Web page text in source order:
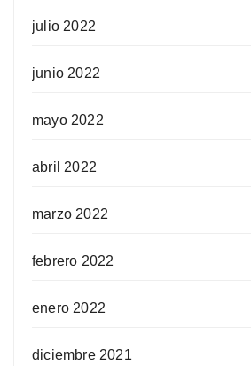
julio 2022
junio 2022
mayo 2022
abril 2022
marzo 2022
febrero 2022
enero 2022
diciembre 2021